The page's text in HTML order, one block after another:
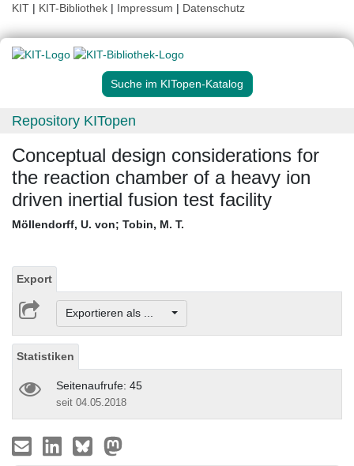
KIT | KIT-Bibliothek | Impressum | Datenschutz
Suche im KITopen-Katalog
Repository KITopen
Conceptual design considerations for
the reaction chamber of a heavy ion
driven inertial fusion test facility
Möllendorff, U. von; Tobin, M. T.
Export
Exportieren als ...
Statistiken
Seitenaufrufe: 45
seit 04.05.2018